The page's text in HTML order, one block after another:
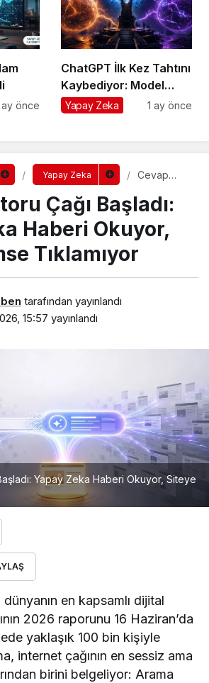
ay önce
ChatGPT İlk Kez Tahtını
Kaybediyor: Model
Savaşında Girişimcinin
Yapay Zeka 1 ay önce
Yapay Zeka
Cevap
Çağı
Başladı:
Yapay
Zeka
Haberi
Çağı Başladı:
Haberi Okuyor,
Tıklamıyor
tarafından yayınlandı
15:57 yayınlandı
Yapay Zeka Haberi Okuyor, Siteye
en kapsamlı dijital
2026 raporunu 16 Haziran’da
yaklaşık 100 bin kişiyle
internet çağının en sessiz ama
birini belgeliyor: Arama